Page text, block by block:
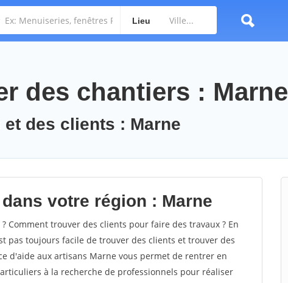
Lieu
des chantiers : Marne
des clients : Marne
votre région : Marne
Comment trouver des clients pour faire des travaux ? En
toujours facile de trouver des clients et trouver des
d'aide aux artisans Marne vous permet de rentrer en
à la recherche de professionnels pour réaliser